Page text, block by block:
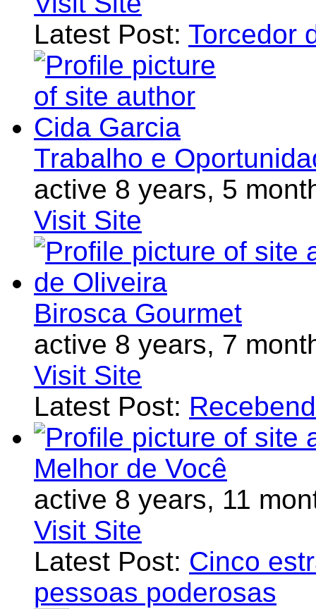
Latest Post: Torcedor
Trabalho e
active 8 years, 5
Visit Site
Birosca Gourmet
active 8 years, 7
Visit Site
Latest Post:
Melhor de Você
active 8 years, 11
Visit Site
Latest Post: Cinco
pessoas poderosas